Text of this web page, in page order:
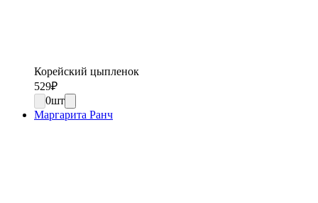
Корейский цыпленок
529₽
0шт
Маргарита Ранч